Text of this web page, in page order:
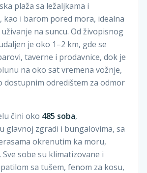
plaža sa ležaljkama i
kao i barom pored mora, idealna
na suncu. Od živopisnog
je oko 1–2 km, gde se
taverne i prodavnice, dok je
na oko sat vremena vožnje,
dostupnim odredištem za odmor
čini oko 485 soba,
glavnoj zgradi i bungalovima, sa
okrenutim ka moru,
sobe su klimatizovane i
sa tušem, fenom za kosu,